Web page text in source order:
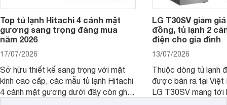
Top tủ lạnh Hitachi 4 cánh mặt
gương sang trọng đáng mua
năm 2026
17/07/2026
Sở hữu thiết kế sang trọng với mặt
kính cao cấp, các mẫu tủ lạnh Hitachi
4 cánh mặt gương dưới đây còn ghi
LG T30SV giảm
đồng, tủ lạnh 2
điện cho gia đình
13/07/2026
Thuộc dòng tủ lạnh
được bán ra tại Việt
LG T30SV mang tới